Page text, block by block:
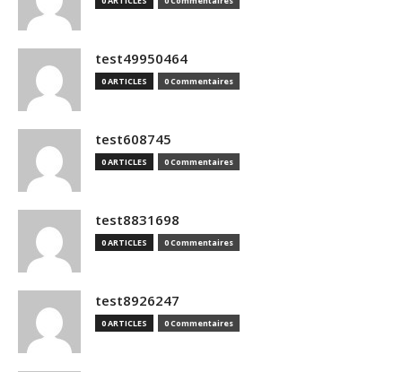
test49950464
0 ARTICLES 0 Commentaires
test608745
0 ARTICLES 0 Commentaires
test8831698
0 ARTICLES 0 Commentaires
test8926247
0 ARTICLES 0 Commentaires